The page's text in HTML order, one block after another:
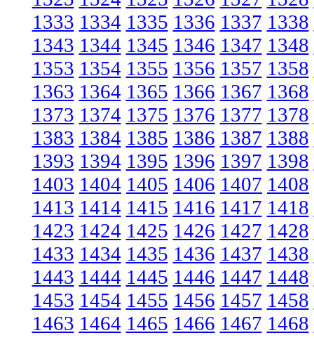
1333 1334 1335 1336 1337 1338
1343 1344 1345 1346 1347 1348
1353 1354 1355 1356 1357 1358
1363 1364 1365 1366 1367 1368
1373 1374 1375 1376 1377 1378
1383 1384 1385 1386 1387 1388
1393 1394 1395 1396 1397 1398
1403 1404 1405 1406 1407 1408
1413 1414 1415 1416 1417 1418
1423 1424 1425 1426 1427 1428
1433 1434 1435 1436 1437 1438
1443 1444 1445 1446 1447 1448
1453 1454 1455 1456 1457 1458
1463 1464 1465 1466 1467 1468